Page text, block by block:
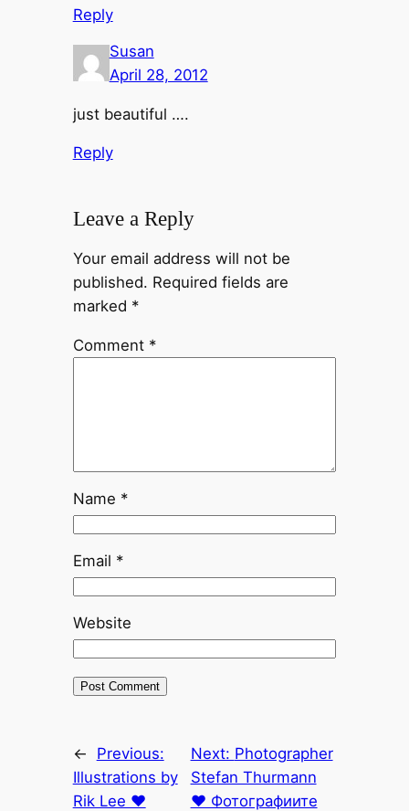
Reply
Susan
April 28, 2012
just beautiful ….
Reply
Leave a Reply
Your email address will not be
published. Required fields are
marked *
Comment *
Name *
Email *
Website
←
Previous:
Illustrations by
Rik Lee ♥
Next: Photographer
Stefan Thurmann
♥ Фотографиите